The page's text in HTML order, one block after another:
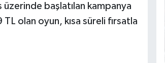
başlatılan kampanya
olan oyun, kısa süreli fırsatla